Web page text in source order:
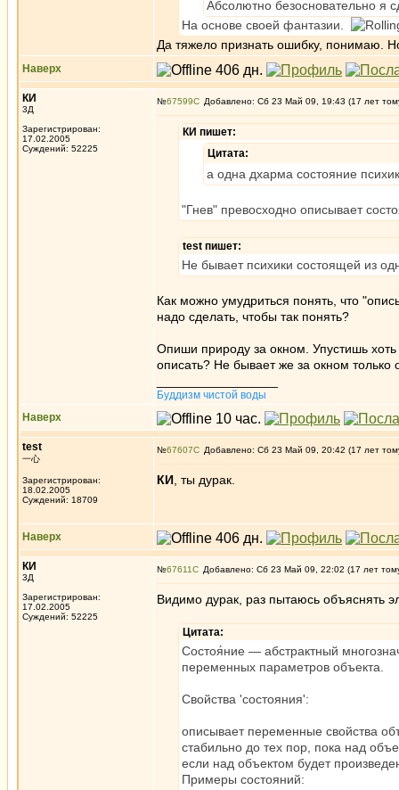
Абсолютно безосновательно я
На основе своей фантазии.
Да тяжело признать ошибку, понимаю.
Наверх
КИ
3Д
Зарегистрирован:
17.02.2005
Суждений: 52225
№67599 Добавлено: Сб 23 Май 09, 19:43 (17 лет
КИ пишет:
Цитата:
а одна дхарма состояние
"Гнев" превосходно описывает
test пишет:
Не бывает психики состоящей из
Как можно умудриться понять, что
надо сделать, чтобы так понять?
Опиши природу за окном. Упустишь
описать? Не бывает же за окном
Буддизм чистой воды
Наверх
test
一心
Зарегистрирован:
18.02.2005
Суждений: 18709
№67607 Добавлено: Сб 23 Май 09, 20:42 (17 лет
КИ , ты дурак.
Наверх
КИ
3Д
Зарегистрирован:
17.02.2005
Суждений: 52225
№67611 Добавлено: Сб 23 Май 09, 22:02 (17 лет
Видимо дурак, раз пытаюсь объяснять
Цитата:
Состоя́ние — абстрактный
переменных параметров объекта.
Свойства 'состояния':
описывает переменные свойства
стабильно до тех пор, пока над
если над объектом будет
Примеры состояний: